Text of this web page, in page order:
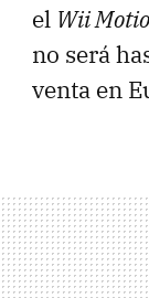
el Wii
no será
venta en